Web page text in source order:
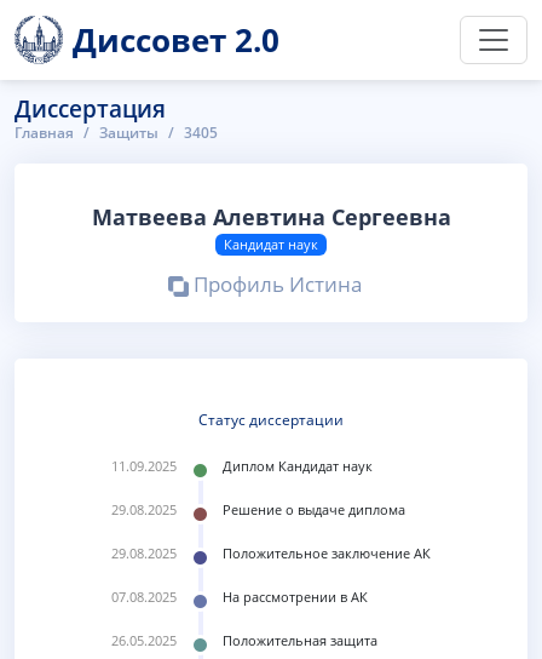
Диссовет 2.0
Диссертация
Главная Защиты 3405
Матвеева Алевтина Сергеевна
Кандидат наук
Профиль Истина
Статус диссертации
11.09.2025 Диплом Кандидат наук
29.08.2025 Решение о выдаче диплома
29.08.2025 Положительное заключение АК
07.08.2025 На рассмотрении в АК
26.05.2025 Положительная защита